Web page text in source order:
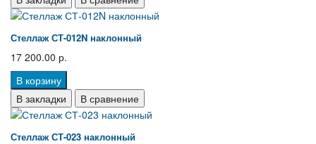
Стеллаж СТ-012N наклонный
17 200.00 р.
В корзину
В закладки
В сравнение
Стеллаж СТ-023 наклонный